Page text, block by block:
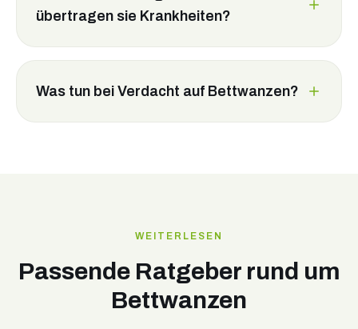
übertragen sie Krankheiten?
Was tun bei Verdacht auf Bettwanzen?
WEITERLESEN
Passende Ratgeber rund um
Bettwanzen